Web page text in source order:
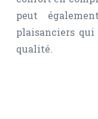
peut
plaisanciers
qualité.